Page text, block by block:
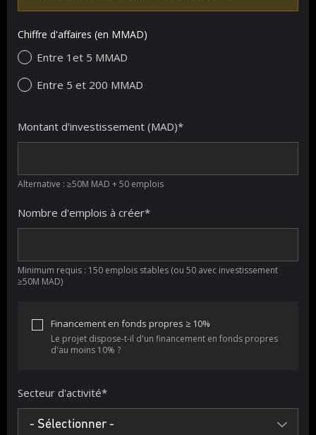
Chiffre d'affaires (en MMAD)
Entre 1et 5 MMAD
Entre 5 et 200 MMAD
de
l'investissement
Montant d'investissement (MAD)*
Alternative : ≥50M MAD + 50 emplois
Nombre d'emplois à créer*
Minimum requis : 150 emplois stables (ou 50 avec investissement
≥50M MAD)
Financement en fonds propres ≥ 10%
Le projet dispose-t-il d'un financement en fonds propres
d'au moins 10% ?
Secteur d'activité*
- Sélectionner -